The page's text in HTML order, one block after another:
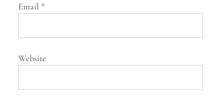
Email *
Website